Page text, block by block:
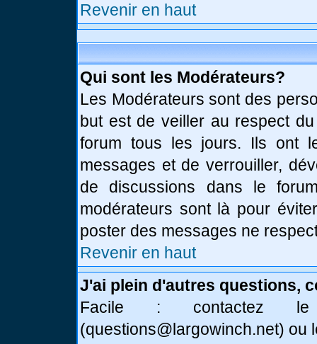
Revenir en haut
Qui sont les Modérateurs?
Les Modérateurs sont des
but est de veiller au respect
forum tous les jours. Ils ont
messages et de verrouiller,
de discussions dans le
modérateurs sont là pour
poster des messages ne
Revenir en haut
J'ai plein d'autres questions,
Facile : contactez
(questions@largowinch.net) ou